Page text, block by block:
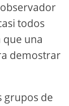
todos
que una
demostrar
grupos de